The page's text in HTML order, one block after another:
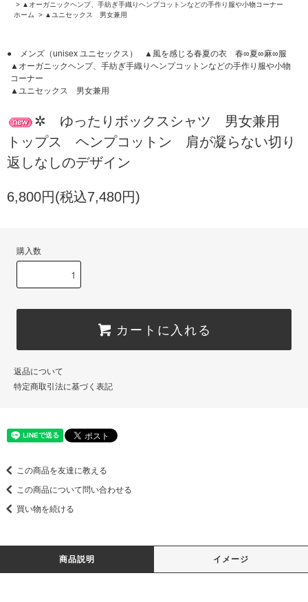
> ▲オーガニックヘンプ、手紡ぎ手織りヘンプコットンなどの手作り服や小物コーナー
ホーム
> ▲ユニセックス 男女兼用
● メンズ（unisex ユニセックス）
▲風を感じる春夏の衣 春∞夏∞麻∞服
▲オーガニックヘンプ、手紡ぎ手織りヘンプコットンなどの手作り服や小物
コーナー
▲ユニセックス 男女兼用
✲ ゆったりボックスシャツ 男女兼用
トップス ヘンプコットン 肩が凝らない切り
返しなしのデザイン
6,800円(税込7,480円)
購入数
カートに入れる
返品について
特定商取引法に基づく表記
この商品を友達に教える
この商品について問い合わせる
買い物を続ける
商品説明 イメージ